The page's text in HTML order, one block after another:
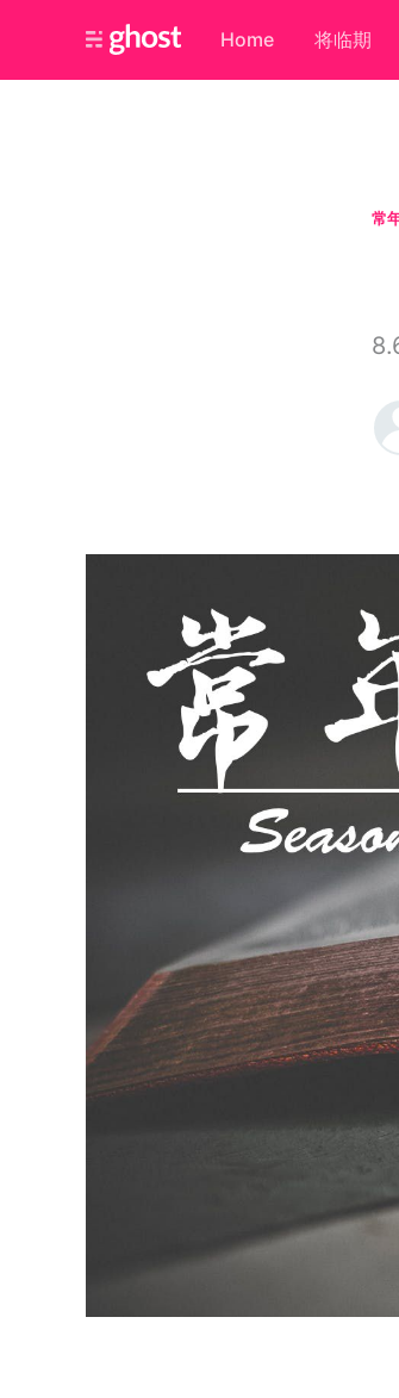
Home 将临期
常